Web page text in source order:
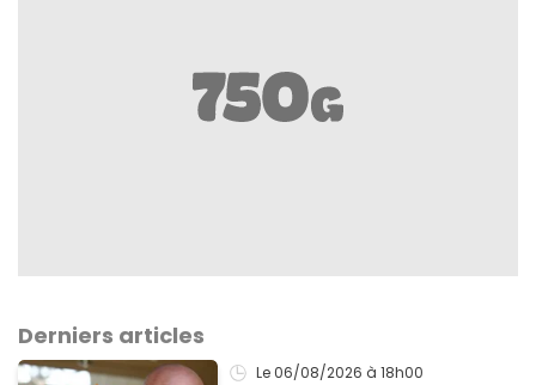
Derniers articles
Le 06/08/2026 à 18h00